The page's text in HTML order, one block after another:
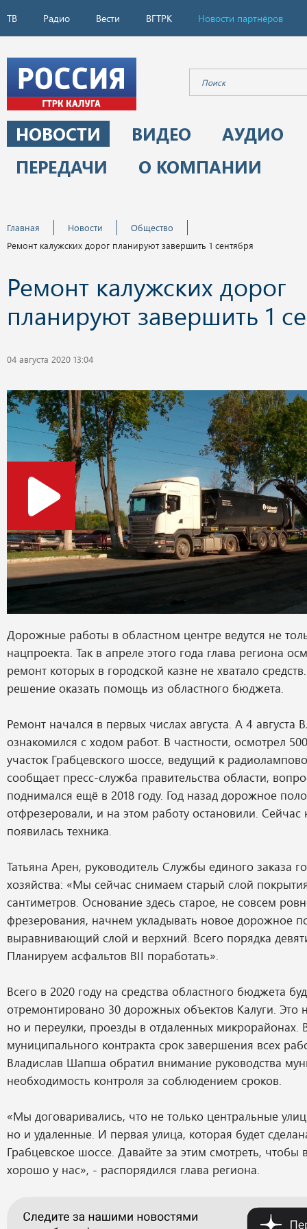
ТВ Радио Вести ВГТРК Новости партнёров
НОВОСТИ ВИДЕО
АУДИО
ПЕРЕДАЧИ
О КОМПАНИИ
Главная Новости
Общество
Ремонт калужских дорог планируют завершить 1 сентября
Ремонт калужских дорог
планируют завершить 1
04 августа 2020 13:04
Дорожные работы в областном центре ведутся не
нацпроекта. Так в апреле этого года глава региона
ремонт которых в городской казне не хватало
решение оказать помощь из областного бюджета.
Ремонт начался в первых числах августа. А 4
ознакомился с ходом работ. В частности, осмотрел
участок Грабцевского шоссе, ведущий к
сообщает пресс-служба правительства области,
поднимался ещё в 2018 году. Год назад дорожное
отфрезеровали, и на этом работу остановили. Сейчас
появилась техника.
Татьяна Арен, руководитель Службы единого заказа
хозяйства: «Мы сейчас снимаем старый слой
сантиметров. Основание здесь старое, не совсем
фрезерования, начнем укладывать новое дорожное
выравнивающий слой и верхний. Всего порядка
Планируем асфальтов BII поработать».
Всего в 2020 году на средства областного бюджета
отремонтировано 30 дорожных объектов Калуги. Это
но и переулки, проезды в отдаленных микрорайонах.
муниципального контракта срок завершения всех
Владислав Шапша обратил внимание руководства
необходимость контроля за соблюдением сроков.
«Мы договаривались, что не только центральные
но и удаленные. И первая улица, которая будет
Грабцевское шоссе. Давайте за этим смотреть, чтобы
хорошо у нас», - распорядился глава региона.